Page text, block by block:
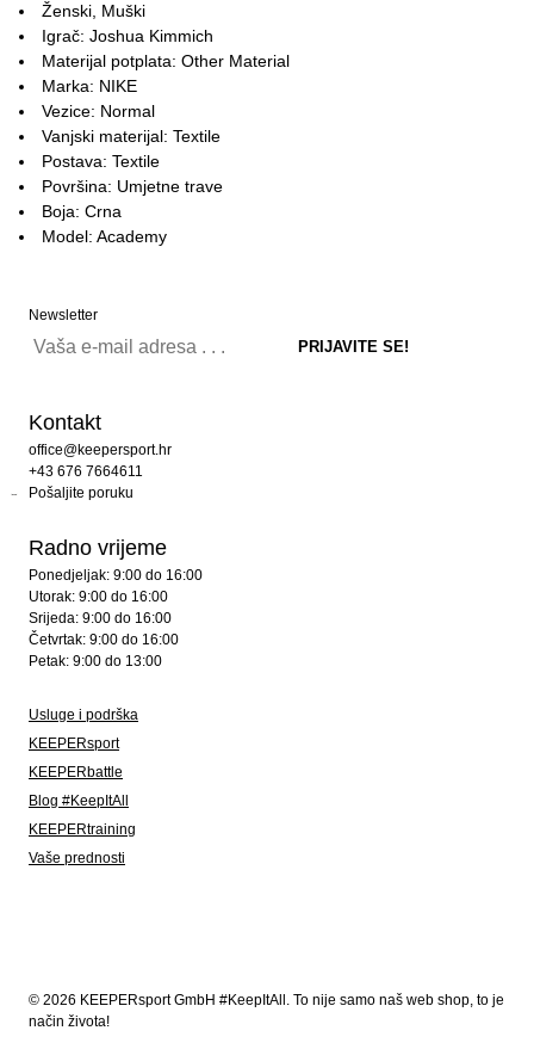
Ženski, Muški
Igrač: Joshua Kimmich
Materijal potplata: Other Material
Marka: NIKE
Vezice: Normal
Vanjski materijal: Textile
Postava: Textile
Površina: Umjetne trave
Boja: Crna
Model: Academy
Newsletter
Kontakt
office@keepersport.hr
+43 676 7664611
Pošaljite poruku
Radno vrijeme
Ponedjeljak: 9:00 do 16:00
Utorak: 9:00 do 16:00
Srijeda: 9:00 do 16:00
Četvrtak: 9:00 do 16:00
Petak: 9:00 do 13:00
Usluge i podrška
KEEPERsport
KEEPERbattle
Blog #KeepItAll
KEEPERtraining
Vaše prednosti
© 2026 KEEPERsport GmbH #KeepItAll. To nije samo naš web shop, to je
način života!